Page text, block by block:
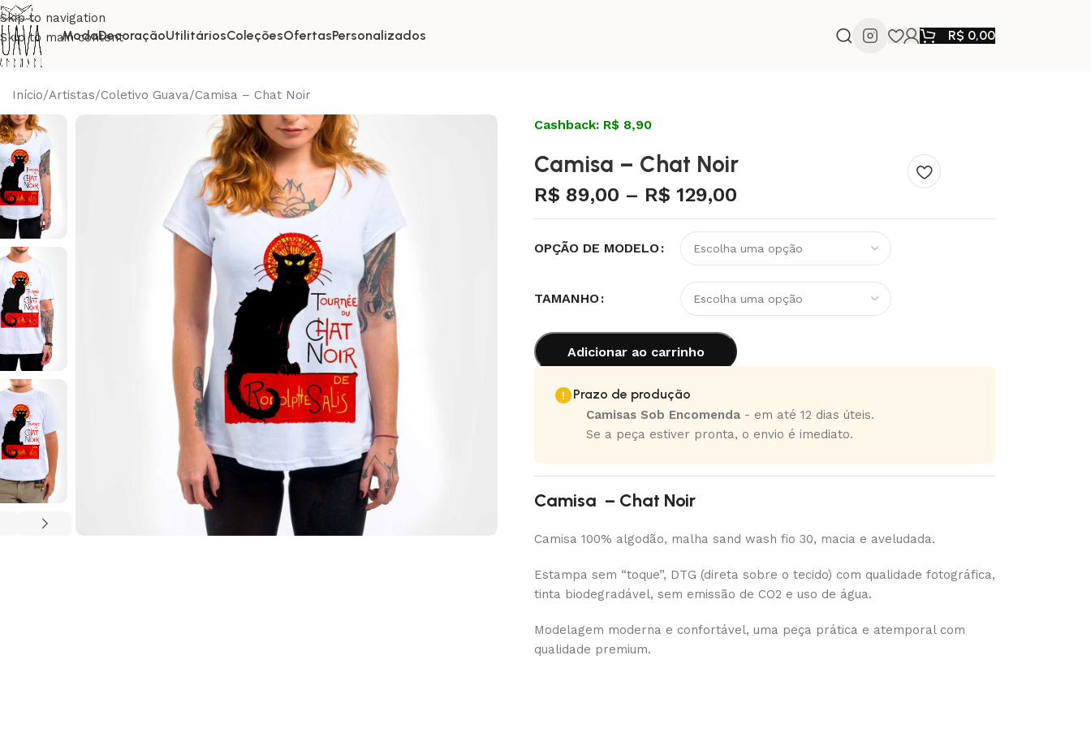
Skip to navigation
Skip to main content
ModaDecoraçãoUtilitáriosColeçõesOfertasPersonalizados R$ 0,00
Início Artistas Coletivo Guava Camisa – Chat Noir
Cashback: R$ 8,90
Camisa – Chat Noir
R$ 89,00 – R$ 129,00
OPÇÃO DE MODELO
TAMANHO
Adicionar ao carrinho
Prazo de produção
Camisas Sob Encomenda - em até 12 dias úteis.
Se a peça estiver pronta, o envio é imediato.
Camisa – Chat Noir
Camisa 100% algodão, malha sand wash fio 30, macia e aveludada.
Estampa sem “toque”, DTG (direta sobre o tecido) com qualidade fotográfica,
tinta biodegradável, sem emissão de CO2 e uso de água.
Modelagem moderna e confortável, uma peça prática e atemporal com
qualidade premium.